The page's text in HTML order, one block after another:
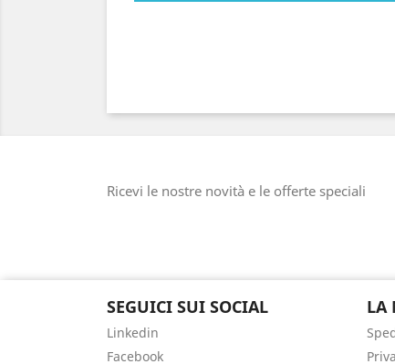
Ricevi le nostre novità e le offerte speciali
SEGUICI SUI SOCIAL
Linkedin
Facebook
LA